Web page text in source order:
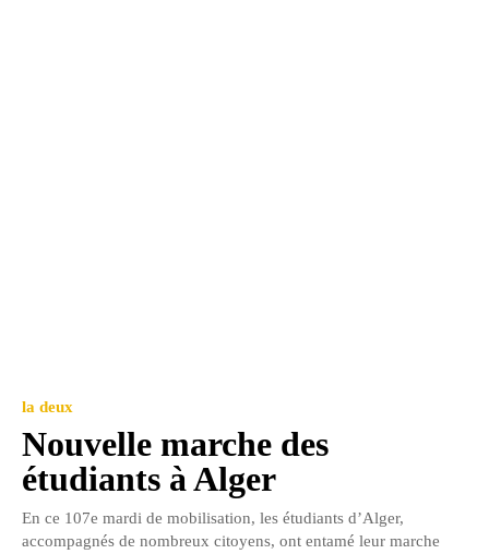
la deux
Nouvelle marche des
étudiants à Alger
En ce 107e mardi de mobilisation, les étudiants d’Alger,
accompagnés de nombreux citoyens, ont entamé leur marche